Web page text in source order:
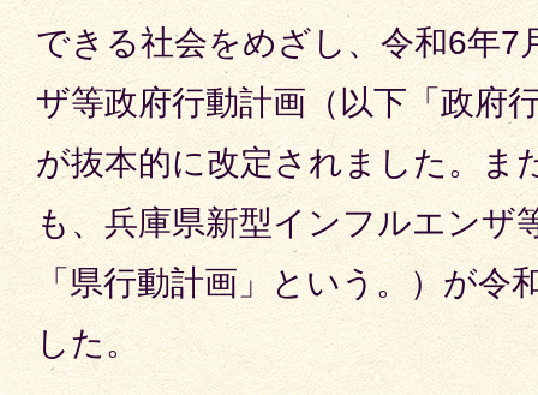
できる社会をめざし、令和6年7
ザ等政府行動計画（以下「政府
が抜本的に改定されました。ま
も、兵庫県新型インフルエンザ
「県行動計画」という。）が令
した。